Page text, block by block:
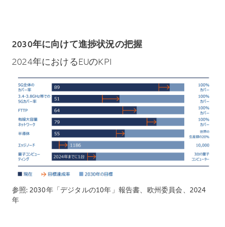
2030年に向けて進捗状況の把握
2024年におけるEUのKPI
参照: 2030年「デジタルの10年」報告書、欧州委員会、2024
年